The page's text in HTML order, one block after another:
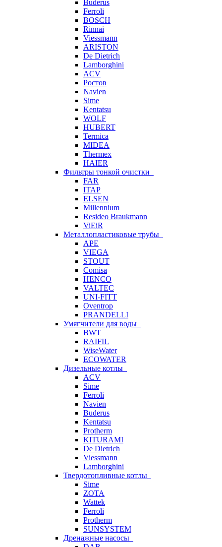
Buderus
Ferroli
BOSCH
Rinnai
Viessmann
ARISTON
De Dietrich
Lamborghini
ACV
Ростов
Navien
Sime
Kentatsu
WOLF
HUBERT
Termica
MIDEA
Thermex
HAIER
Фильтры тонкой очистки
FAR
ITAP
ELSEN
Millennium
Resideo Braukmann
ViEiR
Металлопластиковые трубы
APE
VIEGA
STOUT
Comisa
HENCO
VALTEC
UNI-FITT
Oventrop
PRANDELLI
Умягчители для воды
BWT
RAIFIL
WiseWater
ECOWATER
Дизельные котлы
ACV
Sime
Ferroli
Navien
Buderus
Kentatsu
Protherm
KITURAMI
De Dietrich
Viessmann
Lamborghini
Твердотопливные котлы
Sime
ZOTA
Wattek
Ferroli
Protherm
SUNSYSTEM
Дренажные насосы